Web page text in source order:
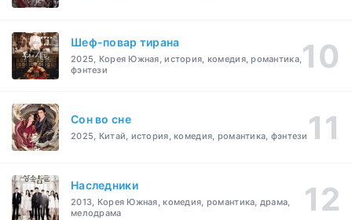
Шеф-повар тирана
2025, Корея Южная, история, комедия, романтика,
фэнтези
Cон во сне
2025, Китай, история, комедия, романтика, фэнтези
Наследники
2013, Корея Южная, комедия, романтика, драма,
мелодрама